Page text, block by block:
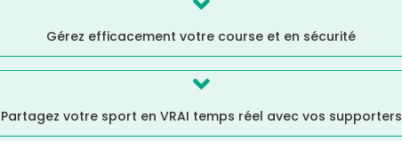
Gérez efficacement votre course et en sécurité

Partagez votre sport en VRAI temps réel avec vos supporters